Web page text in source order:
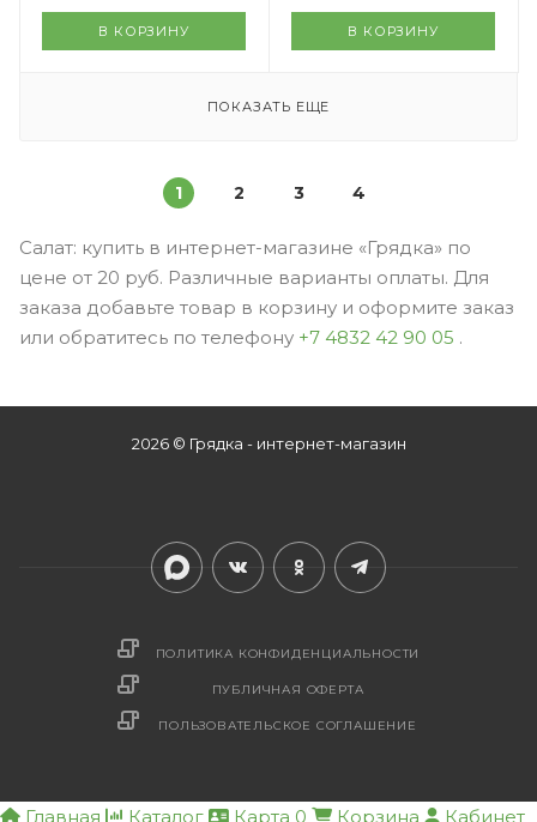
В КОРЗИНУ В КОРЗИНУ
ПОКАЗАТЬ ЕЩЕ
1 2 3 4
Салат: купить в интернет-магазине «Грядка» по
цене от 20 руб. Различные варианты оплаты. Для
заказа добавьте товар в корзину и оформите заказ
или обратитесь по телефону +7 4832 42 90 05 .
2026 © Грядка - интернет-магазин
ПОЛИТИКА КОНФИДЕНЦИАЛЬНОСТИ
ПУБЛИЧНАЯ ОФЕРТА
ПОЛЬЗОВАТЕЛЬСКОЕ СОГЛАШЕНИЕ
Главная Каталог Карта 0 Корзина Кабинет